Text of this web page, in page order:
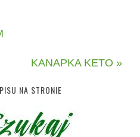
KANAPKA KETO »
NA STRONIE